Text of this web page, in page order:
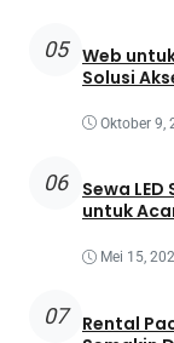
05 Web
Solusi
Oktober 9,
06
Sewa
untuk
Mei 15,
07
Rental